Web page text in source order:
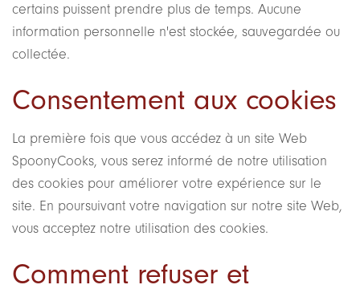
certains puissent prendre plus de temps. Aucune
information personnelle n'est stockée, sauvegardée ou
collectée.
Consentement aux cookies
La première fois que vous accédez à un site Web
SpoonyCooks, vous serez informé de notre utilisation
des cookies pour améliorer votre expérience sur le
site. En poursuivant votre navigation sur notre site Web,
vous acceptez notre utilisation des cookies.
Comment refuser et